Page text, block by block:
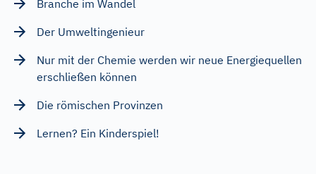
Branche im Wandel
Der Umweltingenieur
Nur mit der Chemie werden wir neue Energiequellen
erschließen können
Die römischen Provinzen
Lernen? Ein Kinderspiel!